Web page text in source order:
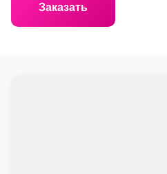
Заказать